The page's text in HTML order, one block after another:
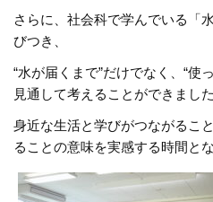
さらに、社会科で学んでいる「
びつき、
“水が届くまで”だけでなく、“使
見通して考えることができました
身近な生活と学びがつながるこ
ることの意味を実感する時間と